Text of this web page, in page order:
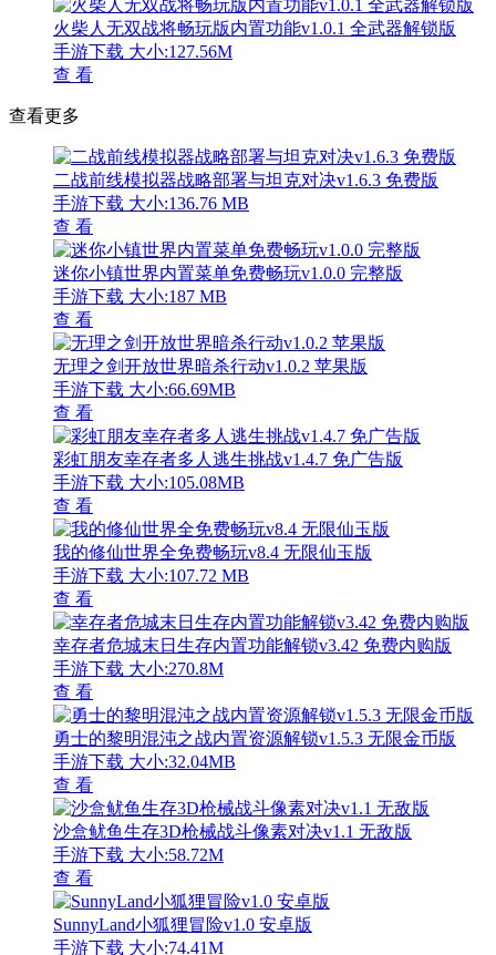
火柴人无双战将畅玩版内置功能v1.0.1 全武器解锁版
手游下载 大小:127.56M
查 看
查看更多
二战前线模拟器战略部署与坦克对决v1.6.3 免费版
手游下载 大小:136.76 MB
查 看
迷你小镇世界内置菜单免费畅玩v1.0.0 完整版
手游下载 大小:187 MB
查 看
无理之剑开放世界暗杀行动v1.0.2 苹果版
手游下载 大小:66.69MB
查 看
彩虹朋友幸存者多人逃生挑战v1.4.7 免广告版
手游下载 大小:105.08MB
查 看
我的修仙世界全免费畅玩v8.4 无限仙玉版
手游下载 大小:107.72 MB
查 看
幸存者危城末日生存内置功能解锁v3.42 免费内购版
手游下载 大小:270.8M
查 看
勇士的黎明混沌之战内置资源解锁v1.5.3 无限金币版
手游下载 大小:32.04MB
查 看
沙盒鱿鱼生存3D枪械战斗像素对决v1.1 无敌版
手游下载 大小:58.72M
查 看
SunnyLand小狐狸冒险v1.0 安卓版
手游下载 大小:74.41M